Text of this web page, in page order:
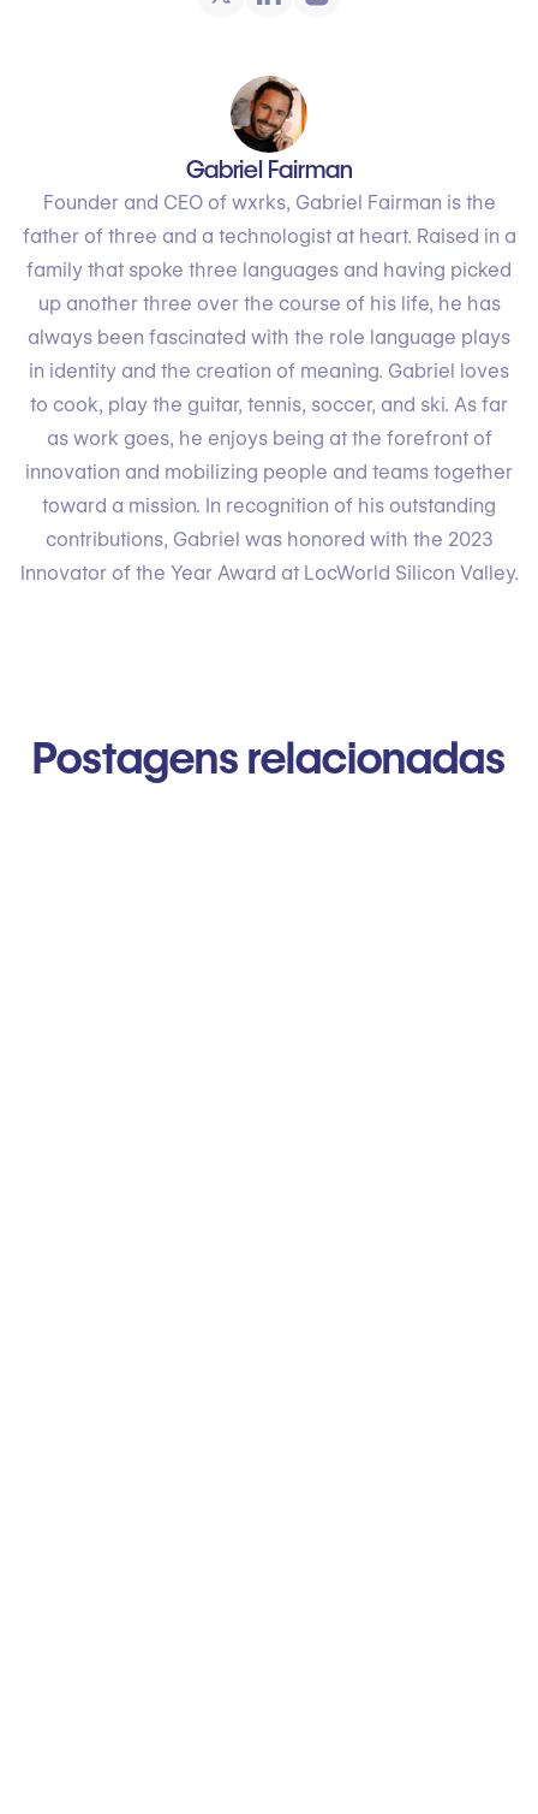
Gabriel Fairman
Founder and CEO of wxrks, Gabriel Fairman is the
father of three and a technologist at heart. Raised in a
family that spoke three languages and having picked
up another three over the course of his life, he has
always been fascinated with the role language plays
in identity and the creation of meaning. Gabriel loves
to cook, play the guitar, tennis, soccer, and ski. As far
as work goes, he enjoys being at the forefront of
innovation and mobilizing people and teams together
toward a mission. In recognition of his outstanding
contributions, Gabriel was honored with the 2023
Innovator of the Year Award at LocWorld Silicon Valley.
Postagens relacionadas